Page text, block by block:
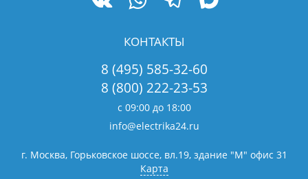
КОНТАКТЫ
8 (495) 585-32-60
8 (800) 222-23-53
с 09:00 до 18:00
info@electrika24.ru
г. Москва, Горьковское шоссе, вл.19, здание "М" офис 31
Карта